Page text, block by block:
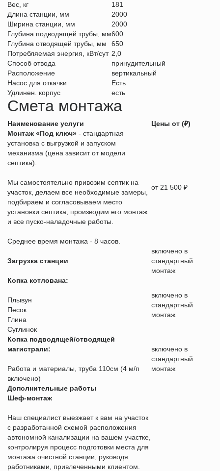
Вес, кг
181
Длина станции, мм
2000
Ширина станции, мм
2000
Глубина подводящей трубы, мм600
Глубина отводящей трубы, мм
650
Потребляемая энергия, кВт/сут 2,0
Способ отвода
принудительный
Расположение
вертикальный
Насос для откачки
Есть
Удлинен. корпус
есть
Смета монтажа
Наименование услуги
Цены от (₽)
Монтаж «Под ключ» - стандартная
установка с выгрузкой и запуском
механизма (цена зависит от модели
септика).
Мы самостоятельно привозим септик на
участок, делаем все необходимые замеры,
подбираем и согласовываем место
установки септика, производим его монтаж
и все пуско-наладочные работы.
Среднее время монтажа - 8 часов.
от 21 500 ₽
Загрузка станции
включено в
стандартный
монтаж
Копка котлована:
Плывун
Песок
Глина
Суглинок
включено в
стандартный
монтаж
Копка подводящей/отводящей
магистрали:
Работа и материалы, труба 110см (4 м/п
включено)
включено в
стандартный
монтаж
Дополнительные работы
Шеф-монтаж
Наш специалист выезжает к вам на участок
с разработанной схемой расположения
автономной канализации на вашем участке,
контролируя процесс подготовки места для
монтажа очистной станции, руководя
работниками, привлеченными клиентом.